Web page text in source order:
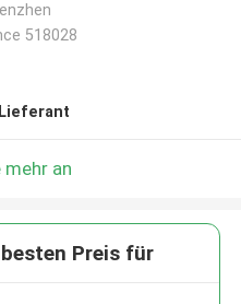
518028
mehr an
Preis für